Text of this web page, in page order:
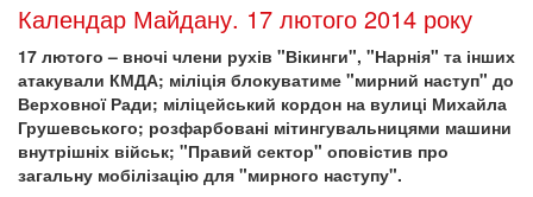
Календар Майдану. 17 лютого 2014 року
17 лютого – вночі члени рухів "Вікинги", "Нарнія" та інших
атакували КМДА; міліція блокуватиме "мирний наступ" до
Верховної Ради; міліцейський кордон на вулиці Михайла
Грушевського; розфарбовані мітингувальницями машини
внутрішніх військ; "Правий сектор" оповістив про
загальну мобілізацію для "мирного наступу".